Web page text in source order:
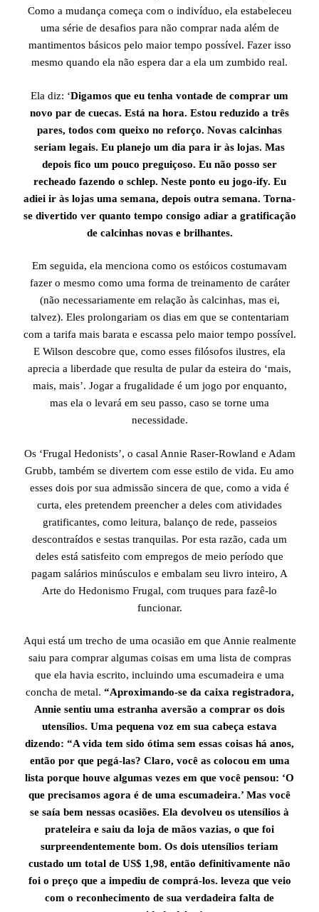
Como a mudança começa com o indivíduo, ela estabeleceu
uma série de desafios para não comprar nada além de
mantimentos básicos pelo maior tempo possível. Fazer isso
mesmo quando ela não espera dar a ela um zumbido real.
Ela diz: ‘Digamos que eu tenha vontade de comprar um
novo par de cuecas. Está na hora. Estou reduzido a três
pares, todos com queixo no reforço. Novas calcinhas
seriam legais. Eu planejo um dia para ir às lojas. Mas
depois fico um pouco preguiçoso. Eu não posso ser
recheado fazendo o schlep. Neste ponto eu jogo-ify. Eu
adiei ir às lojas uma semana, depois outra semana. Torna-
se divertido ver quanto tempo consigo adiar a gratificação
de calcinhas novas e brilhantes.
Em seguida, ela menciona como os estóicos costumavam
fazer o mesmo como uma forma de treinamento de caráter
(não necessariamente em relação às calcinhas, mas ei,
talvez). Eles prolongariam os dias em que se contentariam
com a tarifa mais barata e escassa pelo maior tempo possível.
E Wilson descobre que, como esses filósofos ilustres, ela
aprecia a liberdade que resulta de pular da esteira do ‘mais,
mais, mais’. Jogar a frugalidade é um jogo por enquanto,
mas ela o levará em seu passo, caso se torne uma
necessidade.
Os ‘Frugal Hedonists’, o casal Annie Raser-Rowland e Adam
Grubb, também se divertem com esse estilo de vida. Eu amo
esses dois por sua admissão sincera de que, como a vida é
curta, eles pretendem preencher a deles com atividades
gratificantes, como leitura, balanço de rede, passeios
descontraídos e sestas tranquilas. Por esta razão, cada um
deles está satisfeito com empregos de meio período que
pagam salários minúsculos e embalam seu livro inteiro, A
Arte do Hedonismo Frugal, com truques para fazê-lo
funcionar.
Aqui está um trecho de uma ocasião em que Annie realmente
saiu para comprar algumas coisas em uma lista de compras
que ela havia escrito, incluindo uma escumadeira e uma
concha de metal. “Aproximando-se da caixa registradora,
Annie sentiu uma estranha aversão a comprar os dois
utensílios. Uma pequena voz em sua cabeça estava
dizendo: “A vida tem sido ótima sem essas coisas há anos,
então por que pegá-las? Claro, você as colocou em uma
lista porque houve algumas vezes em que você pensou: ‘O
que precisamos agora é de uma escumadeira.’ Mas você
se saía bem nessas ocasiões. Ela devolveu os utensílios à
prateleira e saiu da loja de mãos vazias, o que foi
surpreendentemente bom. Os dois utensílios teriam
custado um total de US$ 1,98, então definitivamente não
foi o preço que a impediu de comprá-los. leveza que veio
com o reconhecimento de sua verdadeira falta de